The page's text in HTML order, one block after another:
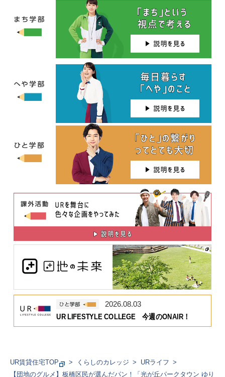
2026.08.03
UR LIFESTYLE COLLEGE 今週のONAIR！
UR賃貸住宅TOP くらしのカレッジ
URライフ
【団地のグルメ】板橋区民が選んだパン！「光が丘パークタウン ゆり